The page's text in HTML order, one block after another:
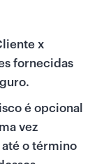
x
fornecidas
é opcional
vez
o término